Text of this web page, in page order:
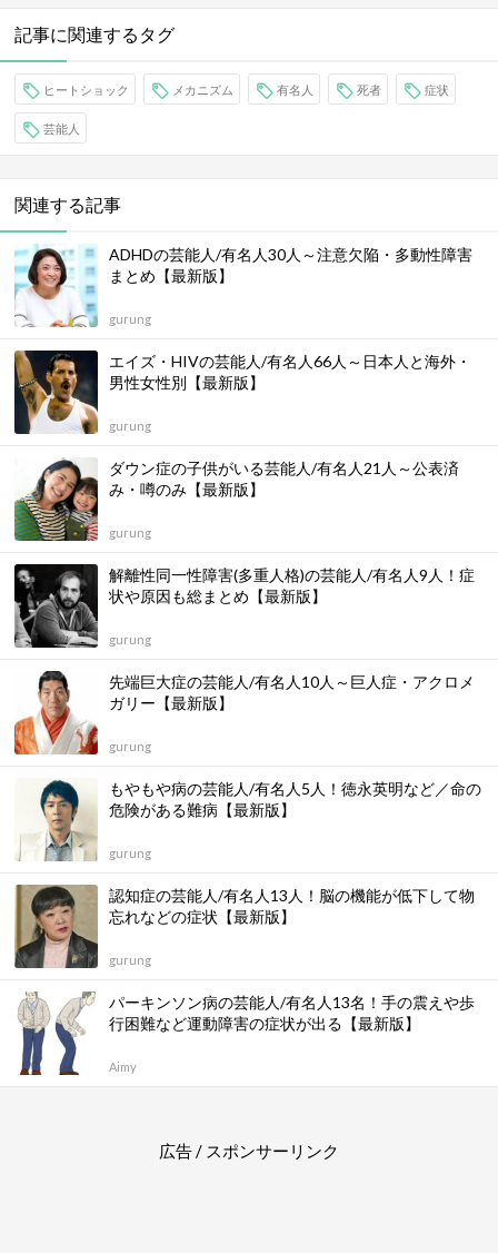
記事に関連するタグ
ヒートショック メカニズム 有名人 死者 症状
芸能人
関連する記事
ADHDの芸能人/有名人30人～注意欠陥・多動性障害
まとめ【最新版】
gurung
エイズ・HIVの芸能人/有名人66人～日本人と海外・
男性女性別【最新版】
gurung
ダウン症の子供がいる芸能人/有名人21人～公表済
み・噂のみ【最新版】
gurung
解離性同一性障害(多重人格)の芸能人/有名人9人！症
状や原因も総まとめ【最新版】
gurung
先端巨大症の芸能人/有名人10人～巨人症・アクロメ
ガリー【最新版】
gurung
もやもや病の芸能人/有名人5人！徳永英明など／命の
危険がある難病【最新版】
gurung
認知症の芸能人/有名人13人！脳の機能が低下して物
忘れなどの症状【最新版】
gurung
パーキンソン病の芸能人/有名人13名！手の震えや歩
行困難など運動障害の症状が出る【最新版】
Aimy
広告 / スポンサーリンク